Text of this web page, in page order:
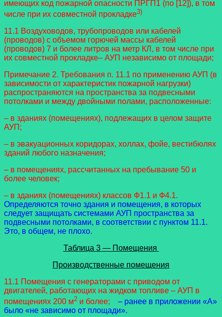
имеющих код пожарной опасности ПРГП1 (по [12]), в том
числе при их совместной прокладке3)
11.1 Воздуховодов, трубопроводов или кабелей
(проводов) с объемом горючей массы кабелей
(проводов) 7 и более литров на метр КЛ, в том числе при
их совместной прокладке– АУП независимо от площади;
Примечание 2. Требования п. 11.1 по применению АУП (в
зависимости от характеристик пожарной нагрузки)
распространяются на пространства за подвесными
потолками и между двойными полами, расположенные:
– в зданиях (помещениях), подлежащих в целом защите
АУП;
– в эвакуационных коридорах, холлах, фойе, вестибюлях
зданий любого назначения;
– в помещениях, рассчитанных на пребывание 50 и
более человек;
– в зданиях (помещениях) классов Ф1.1 и Ф4.1.
Определяются точно здания и помещения, в которых
следует защищать системами АУП пространства за
подвесными потолками, в соответствии с пунктом 11.1.
Это, в общем, не плохо.
Таблица 3 — Помещения
Производственные помещения
11.1 Помещения с генераторами с приводом от
двигателей, работающих на жидком топливе – АУП в
помещениях 200 м2 и более;
– ранее в приложении «А»
было «не зависимо от площади».